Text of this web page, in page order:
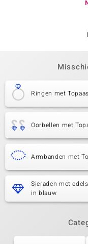
Ringen met Topaas
Oorbellen met
Armbanden met
Sieraden met
in blauw